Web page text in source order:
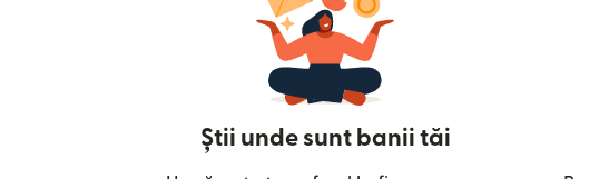
Știi unde sunt banii tăi